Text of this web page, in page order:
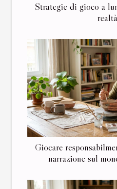
Strategie di gioco a
Giocare
narrazione sul